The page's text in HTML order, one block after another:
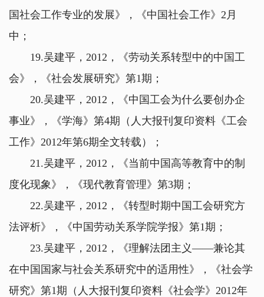
国社会工作专业的发展》，《中国社会工作》2月
中；
19.吴建平，2012，《劳动关系转型中的中国工
会》，《社会发展研究》第1期；
20.吴建平，2012，《中国工会为什么要创办企
事业》，《学海》第4期（人大报刊复印资料《工会
工作》2012年第6期全文转载）；
21.吴建平，2012，《当前中国高等教育中的制
度化现象》，《现代教育管理》第3期；
22.吴建平，2012，《转型时期中国工会研究方
法评析》，《中国劳动关系学院学报》第1期；
23.吴建平，2012，《理解法团主义——兼论其
在中国国家与社会关系研究中的适用性》，《社会学
研究》第1期（人大报刊复印资料《社会学》2012年